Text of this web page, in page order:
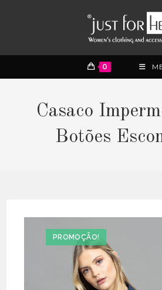
0
Casaco
Botões
PROMOÇÃO!